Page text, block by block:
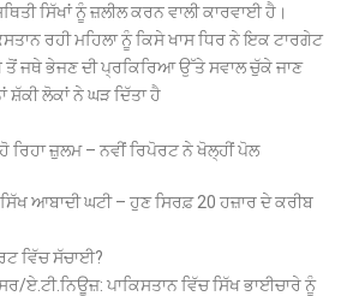
ਸਿੱਖਾਂ ਨੂੰ ਜ਼ਲੀਲ ਕਰਨ ਵਾਲੀ ਕਾਰਵਾਈ ਹੈ।
ਰਹੀ ਮਹਿਲਾ ਨੂੰ ਕਿਸੇ ਖਾਸ ਧਿਰ ਨੇ ਇਕ ਟਾਰਗੇਟ
ਤੋਂ ਜਥੇ ਭੇਜਣ ਦੀ ਪ੍ਰਕਿਰਿਆ ਉੱਤੇ ਸਵਾਲ ਚੁੱਕੇ ਜਾਣ
ਲੋਕਾਂ ਨੇ ਘੜ ਦਿੱਤਾ ਹੈ
ਹੋ ਰਿਹਾ ਜ਼ੁਲਮ – ਨਵੀਂ ਰਿਪੋਰਟ ਨੇ ਖੋਲ੍ਹੀਂ ਪੋਲ
ਆਬਾਦੀ ਘਟੀ – ਹੁਣ ਸਿਰਫ਼ 20 ਹਜ਼ਾਰ ਦੇ ਕਰੀਬ
ਵਿੱਚ ਸੱਚਾਈ?
ਏ.ਟੀ.ਨਿਊਜ਼: ਪਾਕਿਸਤਾਨ ਵਿੱਚ ਸਿੱਖ ਭਾਈਚਾਰੇ ਨੂੰ